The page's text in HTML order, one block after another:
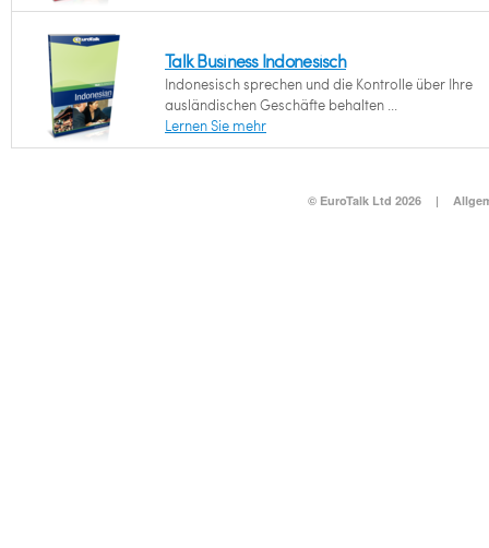
Talk Business Indonesisch
Indonesisch sprechen und die Kontrolle über Ihre
ausländischen Geschäfte behalten ...
Lernen Sie mehr
© EuroTalk Ltd 2026 |